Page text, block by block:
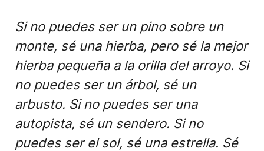
Si no puedes ser un pino sobre un
monte, sé una hierba, pero sé la mejor
hierba pequeña a la orilla del arroyo. Si
no puedes ser un árbol, sé un
arbusto. Si no puedes ser una
autopista, sé un sendero. Si no
puedes ser el sol, sé una estrella. Sé